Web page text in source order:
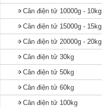
Cân điện tử 10000g - 10kg
Cân điện tử 15000g - 15kg
Cân điện tử 20000g - 20kg
Cân điện tử 30kg
Cân điện tử 50kg
Cân điện tử 60kg
Cân điện tử 100kg